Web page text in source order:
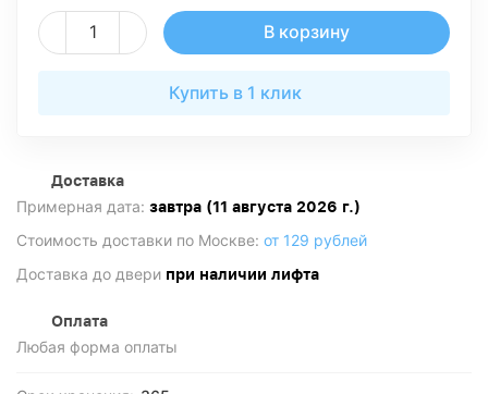
В корзину
Купить в 1 клик
Доставка
Примерная дата: завтра (11 августа 2026 г.)
Стоимость доставки по Москве: от 129 рублей
Доставка до двери при наличии лифта
Оплата
Любая форма оплаты